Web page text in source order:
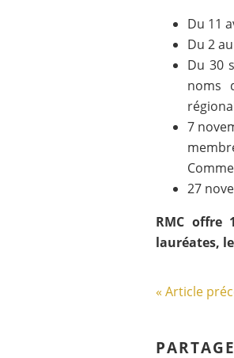
Du 11
Du 2
Du 30
noms
7
27
RMC offre
lauréates,
« Article